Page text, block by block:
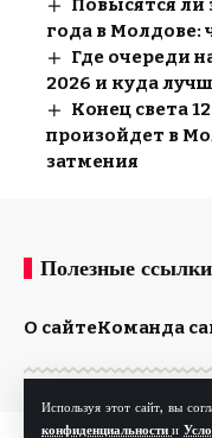
Используя этот сайт, вы
конфиденциальности и
Повысятся ли
года в Молдове:
Где очереди
2026 и куда
Конец света
произойдет в
затмения
Полезные ссылки
О сайтеКоманда